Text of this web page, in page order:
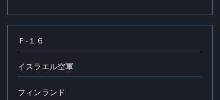
Ｆ‐１６
イスラエル空軍
フィンランド